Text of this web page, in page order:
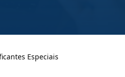
Especiais